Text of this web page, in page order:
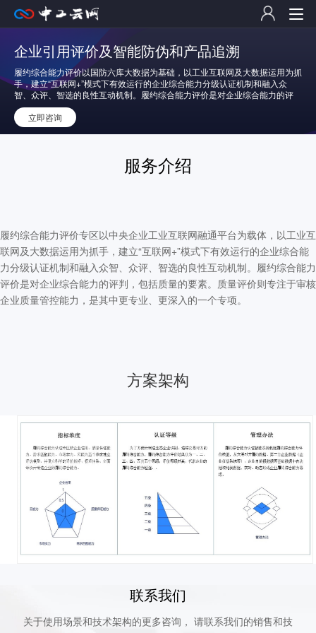
企业引用评价及智能防伪和产品追溯
履约综合能力评价以国防六库大数据为基础，以工业互联网及大数据运用为抓
手，建立“互联网+”模式下有效运行的企业综合能力分级认证机制和融入众
智、众评、智选的良性互动机制。履约综合能力评价是对企业综合能力的评
判，包括质量的要素。质量评价则专注于审核企业质量管控能力，是其中更专
业、更深入的一个专项。输入企业名称，即可获取评价结果。
立即咨询
服务介绍
履约综合能力评价专区以中央企业工业互联网融通平台为载体，以工业互
联网及大数据运用为抓手，建立“互联网+”模式下有效运行的企业综合能
力分级认证机制和融入众智、众评、智选的良性互动机制。履约综合能力
评价是对企业综合能力的评判，包括质量的要素。质量评价则专注于审核
企业质量管控能力，是其中更专业、更深入的一个专项。
方案架构
联系我们
关于使用场景和技术架构的更多咨询， 请联系我们的销售和技